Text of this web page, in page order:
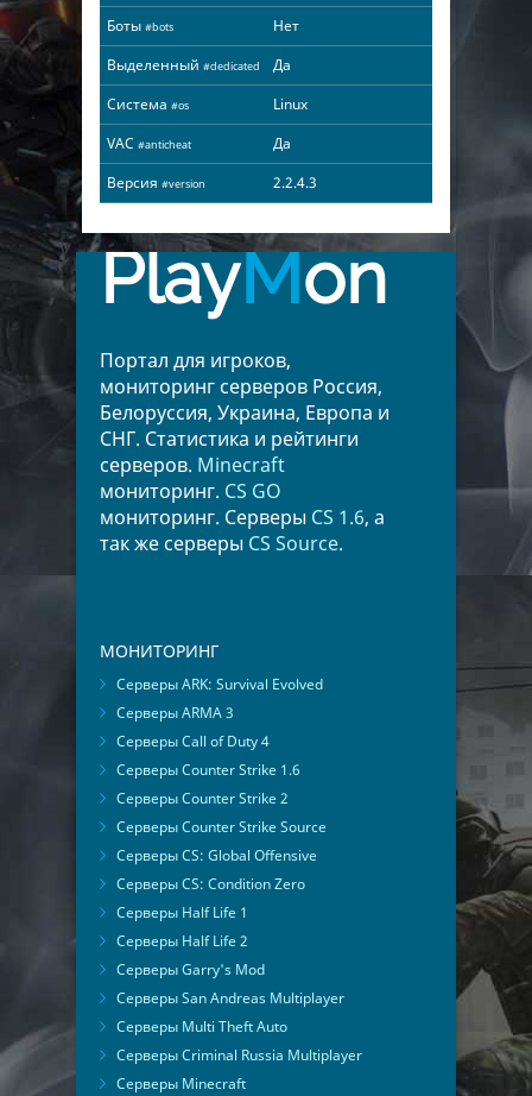
Боты #bots
Нет
Выделенный #dedicated
Да
Система #os
Linux
VAC #anticheat
Да
Версия #version 2.2.4.3
PlayMon
Портал для игроков,
мониторинг серверов Россия,
Белоруссия, Украина, Европа и
СНГ. Статистика и рейтинги
серверов. Minecraft
мониторинг. CS GO
мониторинг. Серверы CS 1.6, а
так же серверы CS Source.
МОНИТОРИНГ
Серверы ARK: Survival Evolved
Серверы ARMA 3
Серверы Call of Duty 4
Серверы Counter Strike 1.6
Серверы Counter Strike 2
Серверы Counter Strike Source
Серверы CS: Global Offensive
Серверы CS: Condition Zero
Серверы Half Life 1
Серверы Half Life 2
Серверы Garry's Mod
Серверы San Andreas Multiplayer
Серверы Multi Theft Auto
Серверы Criminal Russia Multiplayer
Серверы Minecraft